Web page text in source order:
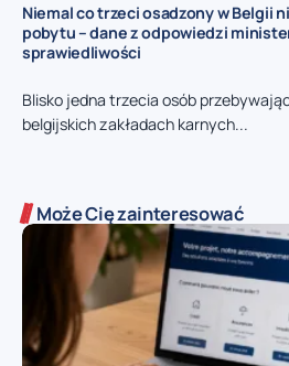
Niemal co trzeci osadzony w Belgii
pobytu – dane z odpowiedzi
sprawiedliwości
Blisko jedna trzecia osób
belgijskich zakładach karnych...
Może Cię zainteresować